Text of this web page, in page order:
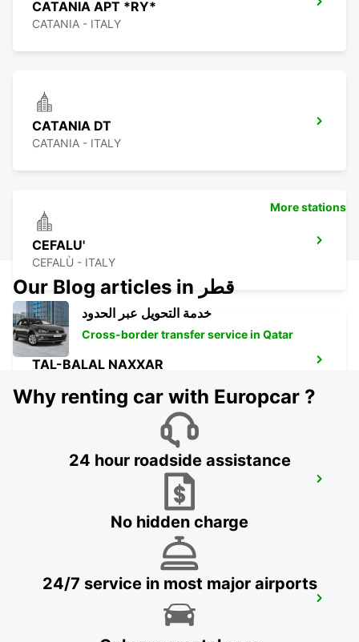
CATANIA APT *RY*
CATANIA - ITALY
CATANIA DT
CATANIA - ITALY
CEFALU'
CEFALÙ - ITALY
TAL-BALAL NAXXAR
MALTA INTERNATIONAL AIRPORT
More stations
Our Blog articles in قطر
خدمة التحويل عبر الحدود
Cross-border transfer service in Qatar
Why renting car with Europcar ?
24 hour roadside assistance
No hidden charge
24/7 service in most major airports